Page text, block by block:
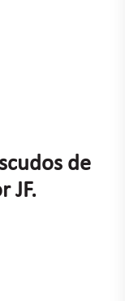
de
JF.